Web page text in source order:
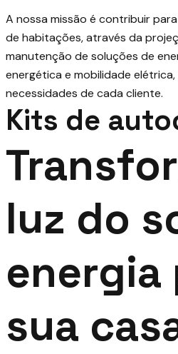
A nossa missão é contribuir
de habitações, através da
manutenção de soluções de
energética e mobilidade
necessidades de cada cliente.
Kits de
luz do
energia
sua